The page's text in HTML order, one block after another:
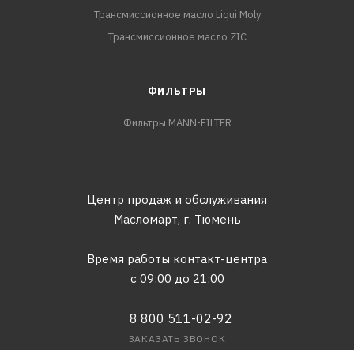
Трансмиссионное масло Liqui Moly
Трансмиссионное масло ZIC
ФИЛЬТРЫ
Фильтры MANN-FILTER
Центр продаж и обслуживания
Масломарт, г. Тюмень
Время работы контакт-центра
с 09:00 до 21:00
8 800 511-02-92
ЗАКАЗАТЬ ЗВОНОК